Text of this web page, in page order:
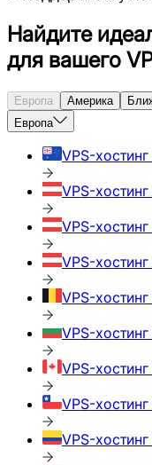
Найдите
для вашего
Европа Америка
Европа
VPS-хостинг
VPS-хостинг
VPS-хостинг
VPS-хостинг
VPS-хостинг
VPS-хостинг
VPS-хостинг
VPS-хостинг
VPS-хостинг